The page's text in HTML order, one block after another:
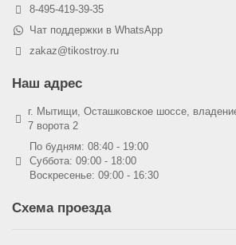
8-495-419-39-35
Чат поддержки в WhatsApp
zakaz@tikostroy.ru
Наш адрес
г. Мытищи, Осташковское шоссе,
7 ворота 2
По будням: 08:40 - 19:00
Суббота: 09:00 - 18:00
Воскресенье: 09:00 - 16:30
Схема проезда